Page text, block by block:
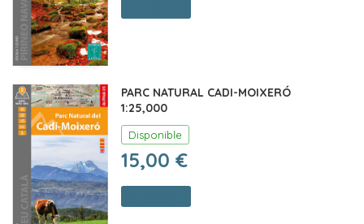
PARC NATURAL CADI-MOIXERÓ
1:25,000
Disponible
15,00 €